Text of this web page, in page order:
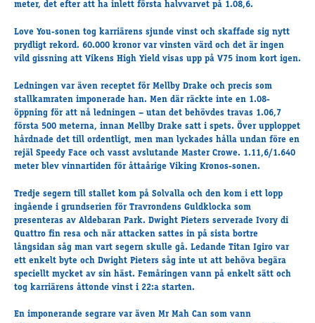
Travkonferens
Exponering & värdskap
Aktiviteter
Hört och hänt
Tävling
Tävlingsserier
Träning och provlopp
Aktiva
Månadens hästägare 2026
Månadens B-tränare 2026
Euro Classic Trot
Andelshästar
Åby Stora Pris 2026
meter, det efter att ha inlett första halvvarvet på 1.08,6.
Love You-sonen tog karriärens sjunde vinst och skaffade sig nytt
prydligt rekord. 60.000 kronor var vinsten värd och det är ingen
vild gissning att Vikens High Yield visas upp på V75 inom kort igen.
Ledningen var även receptet för Mellby Drake och precis som
stallkamraten imponerade han. Men där räckte inte en 1.08-
öppning för att nå ledningen – utan det behövdes travas 1.06,7
första 500 meterna, innan Mellby Drake satt i spets. Över upploppet
hårdnade det till ordentligt, men man lyckades hålla undan före en
rejäl Speedy Face och vasst avslutande Master Crowe. 1.11,6/1.640
meter blev vinnartiden för åttaårige Viking Kronos-sonen.
Tredje segern till stallet kom på Solvalla och den kom i ett lopp
ingående i grundserien för Travrondens Guldklocka som
presenteras av Aldebaran Park. Dwight Pieters serverade Ivory di
Quattrofin resa och när attacken sattes in på sista bortre
långsidan såg man vart segern skulle gå. Ledande Titan Igiro var
ett enkelt byte och Dwight Pieters såg inte ut att behöva begära
speciellt mycket av sin häst. Femåringen vann på enkelt sätt och
tog karriärens åttonde vinst i 22:a starten.
En imponerande segrare var även Mr Mah Can som vann